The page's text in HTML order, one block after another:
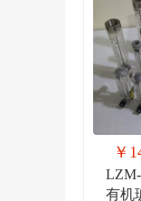
￥
有机